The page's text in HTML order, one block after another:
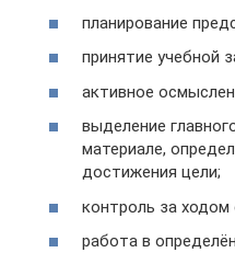
планирование
принятие учебной
активное
выделение
материале,
достижения цели;
контроль за ходом
работа в